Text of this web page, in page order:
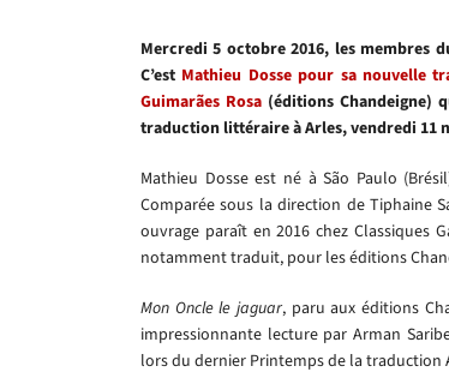
Mercredi 5 octobre 2016, les membres
C’est Mathieu Dosse pour sa nouvelle
Guimarães Rosa (éditions Chandeigne)
traduction littéraire à Arles, vendredi 11
Mathieu Dosse est né à São Paulo
Comparée sous la direction de Tiphaine
ouvrage paraît en 2016 chez Classiques
notamment traduit, pour les éditions
Mon Oncle le jaguar, paru aux éditions
impressionnante lecture par Arman
lors du dernier Printemps de la traduction